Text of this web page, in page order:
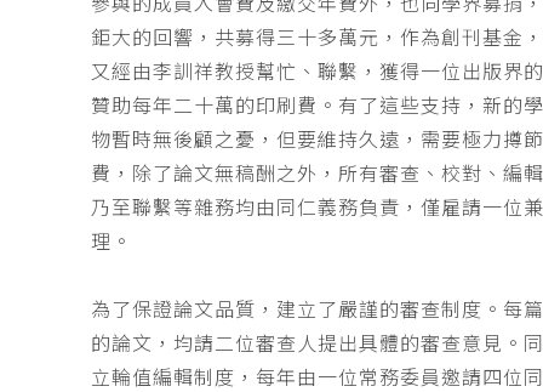
鉅大的回響，共募得三十多萬元，作為創刊基金
又經由李訓祥教授幫忙、聯繫，獲得一位出版界
贊助每年二十萬的印刷費。有了這些支持，新的
物暫時無後顧之憂，但要維持久遠，需要極力撙
費，除了論文無稿酬之外，所有審查、校對、編
乃至聯繫等雜務均由同仁義務負責，僅雇請一位
理。
為了保證論文品質，建立了嚴謹的審查制度。每
的論文，均請二位審查人提出具體的審查意見。
立輪值編輯制度，每年由一位常務委員邀請四位